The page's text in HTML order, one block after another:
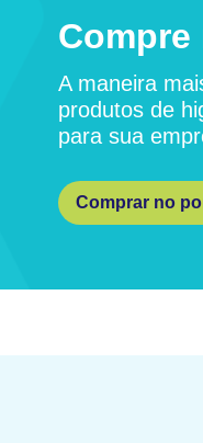
Compre
A maneira
produtos de
para sua
Comprar no